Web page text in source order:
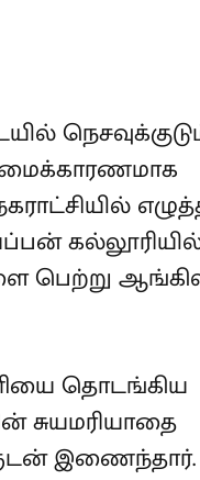
பெற்று
தொடங்கிய
சுயமரியாதை
இணைந்தார்.